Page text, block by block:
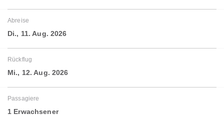
Abreise
Di., 11. Aug. 2026
Rückflug
Mi., 12. Aug. 2026
Passagiere
1 Erwachsener